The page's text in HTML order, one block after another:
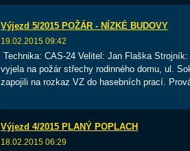
Výjezd 5/2015 POŽÁR - NÍZKÉ BUDOVY
19.02.2015 09:42
Technika: CAS-24 Velitel: Jan Flaška
vyjela na požár střechy rodinného domu, ul.
zapojili na rozkaz VZ do hasebních prací.
Výjezd 4/2015 PLANÝ POPLACH
18.02.2015 06:29